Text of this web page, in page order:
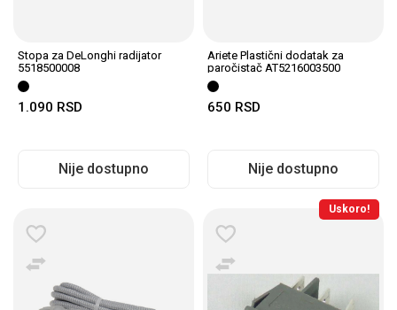
Stopa za DeLonghi radijator
5518500008
1.090 RSD
Nije dostupno
Ariete Plastični dodatak za
paročistač AT5216003500
650 RSD
Nije dostupno
Uskoro!